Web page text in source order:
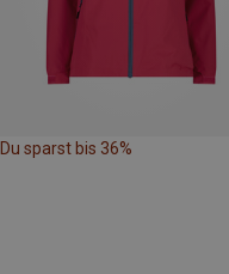
Du sparst bis 36%